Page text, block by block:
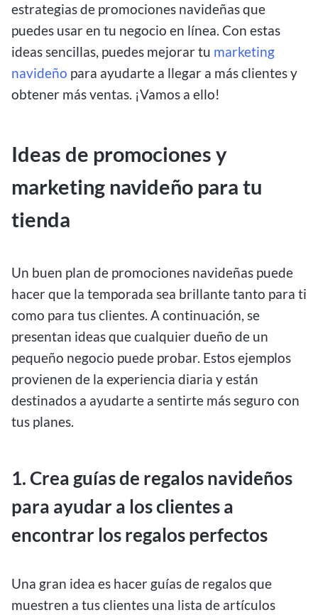
estrategias de promociones navideñas que
puedes usar en tu negocio en línea. Con estas
ideas sencillas, puedes mejorar tu marketing
navideño para ayudarte a llegar a más clientes y
obtener más ventas. ¡Vamos a ello!
Ideas de promociones y
marketing navideño para tu
tienda
Un buen plan de promociones navideñas puede
hacer que la temporada sea brillante tanto para ti
como para tus clientes. A continuación, se
presentan ideas que cualquier dueño de un
pequeño negocio puede probar. Estos ejemplos
provienen de la experiencia diaria y están
destinados a ayudarte a sentirte más seguro con
tus planes.
1. Crea guías de regalos navideños
para ayudar a los clientes a
encontrar los regalos perfectos
Una gran idea es hacer guías de regalos que
muestren a tus clientes una lista de artículos